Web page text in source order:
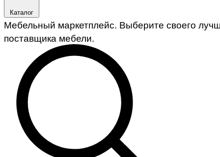
Каталог
Мебельный маркетплейс. Выберите своего
поставщика мебели.